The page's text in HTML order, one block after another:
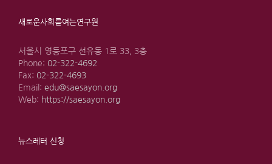
새로운사회를여는연구원
서울시 영등포구 선유동 1로 33, 3층
Phone: 02-322-4692
Fax: 02-322-4693
Email: edu@saesayon.org
Web: https://saesayon.org
뉴스레터 신청